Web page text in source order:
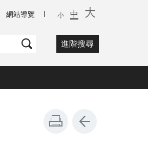
網站導覽 小 中 大
進階搜尋